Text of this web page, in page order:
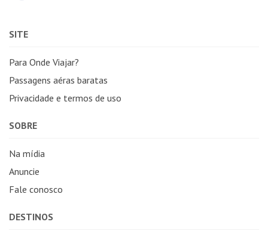
SITE
Para Onde Viajar?
Passagens aéras baratas
Privacidade e termos de uso
SOBRE
Na mídia
Anuncie
Fale conosco
DESTINOS